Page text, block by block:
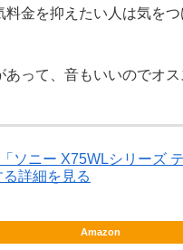
料金を抑えたい人は気をつ
あって、音もいいのでオス
ソニー X75WLシリーズ
詳細を見る
Amazon